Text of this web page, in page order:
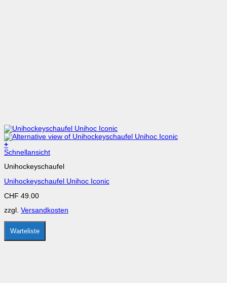
+
Dieses
weist
Varianten
Die
können
auf
der
Produktseite
gewählt
Schnellansicht
Unihockeyschaufel
Unihockeyschaufel Unihoc Iconic
CHF 49.00
zzgl. Versandkosten
Warteliste